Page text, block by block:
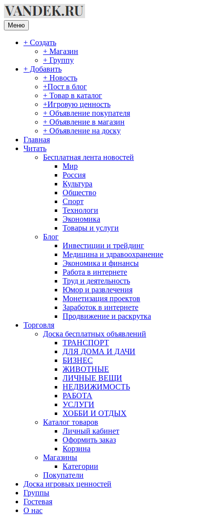
Перейти
к
содержимому
Меню
+ Создать
+ Магазин
+ Группу
+ Добавить
+ Новость
+Пост в блог
+ Товар в каталог
+Игровую ценность
+ Объявление покупателя
+ Объявление в магазин
+ Объявление на доску
Главная
Читать
Бесплатная лента новостей
Мир
Россия
Культура
Общество
Спорт
Технологи
Экономика
Товары и услуги
Блог
Инвестиции и трейдинг
Медицина и здравоохранение
Экономика и финансы
Работа в интернете
Труд и деятельность
Юмор и развлечения
Монетизация проектов
Заработок в интернете
Продвижение и раскрутка
Торговля
Доска бесплатных объявлений
ТРАНСПОРТ
ДЛЯ ДОМА И ДАЧИ
БИЗНЕС
ЖИВОТНЫЕ
ЛИЧНЫЕ ВЕЩИ
НЕДВИЖИМОСТЬ
РАБОТА
УСЛУГИ
ХОББИ И ОТДЫХ
Каталог товаров
Личный кабинет
Оформить заказ
Корзина
Магазины
Категории
Покупатели
Доска игровых ценностей
Группы
Гостевая
О нас